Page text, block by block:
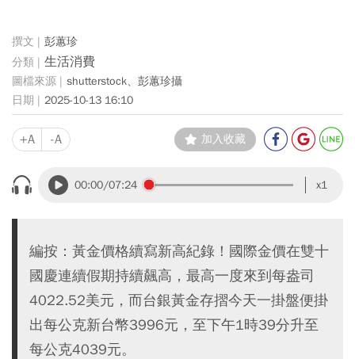
彭蕙珍
生活消費
shutterstock、彭蕙珍攝
2025-10-13 16:10
+A -A 加入收藏
00:00/07:24 x1
編按：黃金價格續寫新高紀錄！國際金價在雙十
國慶連續假期持續飆高，最高一度來到每盎司
4022.52美元，而台銀黃金存摺今天一掛盤便掛
出每公克新台幣3996元，至下午1時39分升至
每公克4039元。